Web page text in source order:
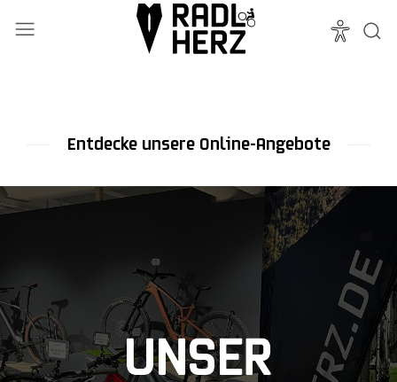
Mehr erfahren
Entdecke unsere Online-Angebote